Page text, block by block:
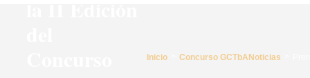
Inicio Concurso GCTbANoticias